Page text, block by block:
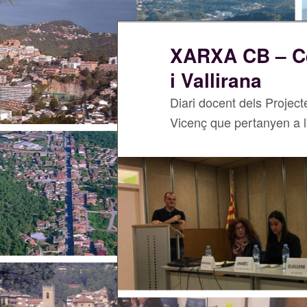
XARXA CB –
i Vallirana
Diari docent dels
Vicenç que pertanyen a